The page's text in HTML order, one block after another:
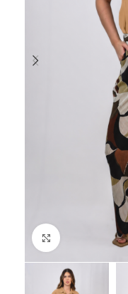
Click to enlarge